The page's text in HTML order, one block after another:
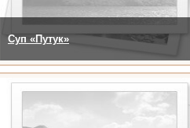
Суп «Путук»